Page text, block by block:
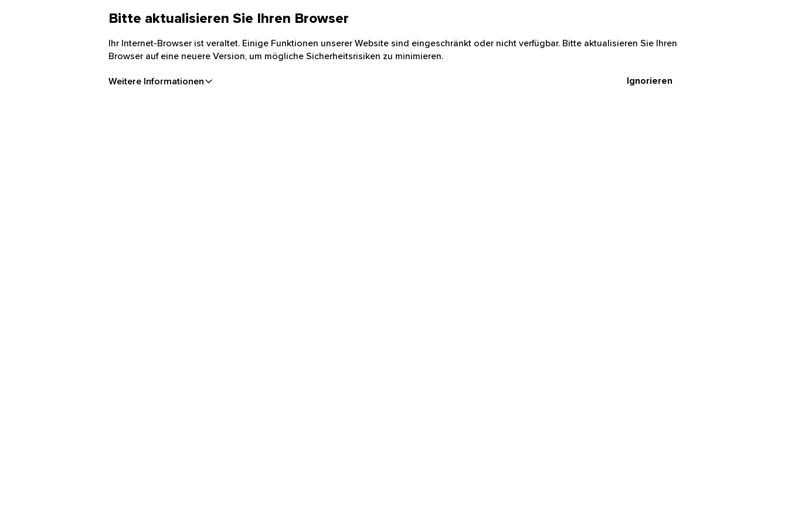
Bitte aktualisieren Sie Ihren Browser
Ihr Internet-Browser ist veraltet. Einige Funktionen unserer Website sind eingeschränkt oder nicht verfügbar. Bitte aktualisieren Sie Ihren
Browser auf eine neuere Version, um mögliche Sicherheitsrisiken zu minimieren.
Weitere Informationen Ignorieren